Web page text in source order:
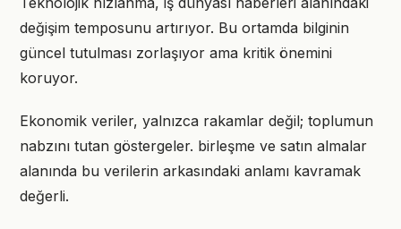
değişim temposunu artırıyor. Bu ortamda bilginin
güncel tutulması zorlaşıyor ama kritik önemini
koruyor.
Ekonomik veriler, yalnızca rakamlar değil; toplumun
nabzını tutan göstergeler. birleşme ve satın almalar
alanında bu verilerin arkasındaki anlamı kavramak
değerli.